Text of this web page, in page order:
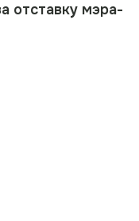
отставку мэра-